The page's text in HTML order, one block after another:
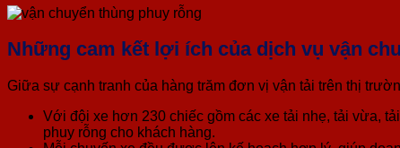
Những cam kết lợi ích của dịch vụ vận
Giữa sự cạnh tranh của hàng trăm đơn vị vận tải trên thị
Với đội xe hơn 230 chiếc gồm các xe tải nhẹ, tải vừa,
phuy rỗng cho khách hàng.